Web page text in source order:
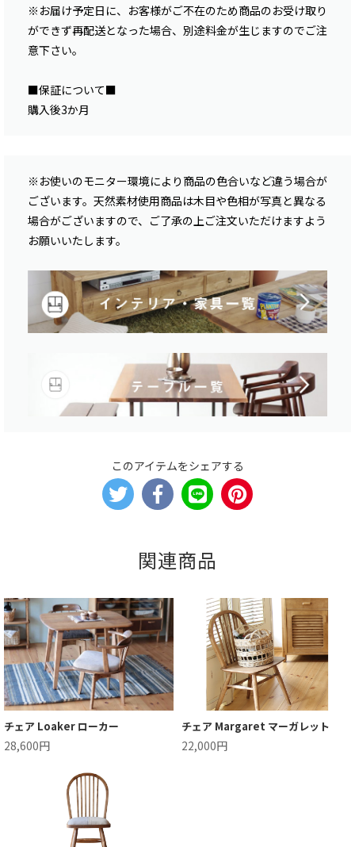
※お届け予定日に、お客様がご不在のため商品のお受け取り
ができず再配送となった場合、別途料金が生じますのでご注
意下さい。
■保証について■
購入後3か月
※お使いのモニター環境により商品の色合いなど違う場合が
ございます。天然素材使用商品は木目や色相が写真と異なる
場合がございますので、ご了承の上ご注文いただけますよう
お願いいたします。
このアイテムをシェアする
関連商品
チェア Loaker ローカー
28,600円
チェア Margaret マーガレット
22,000円